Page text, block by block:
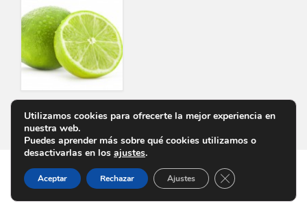
Personalizar Cookies Aviso Legal Política de Privacidad Política de cookies
Utilizamos cookies para ofrecerte la mejor experiencia en
nuestra web.
Puedes aprender más sobre qué cookies utilizamos o
desactivarlas en los ajustes.
Aceptar Rechazar Ajustes Cerrar el banner